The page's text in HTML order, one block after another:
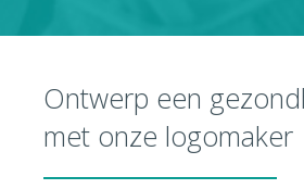
Ontwerp een
met onze logomaker